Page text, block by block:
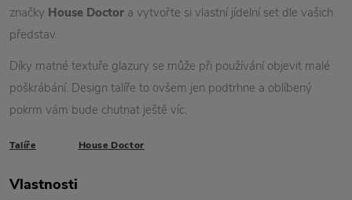
značky House Doctor a vytvořte si vlastní jídelní set dle vašich
představ.
Díky matné textuře glazury se může při používání objevit malé
poškrábání. Design talíře to ovšem jen podtrhne a oblíbený
pokrm vám bude chutnat ještě víc.
Talíře House Doctor
Vlastnosti